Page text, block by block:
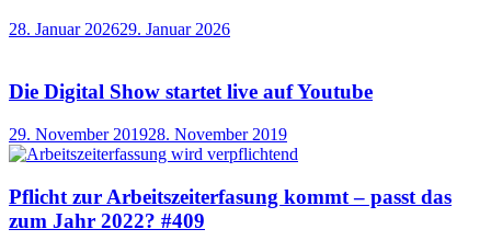
28. Januar 202629. Januar 2026
Die Digital Show startet live auf Youtube
29. November 201928. November 2019
Pflicht zur Arbeitszeiterfasung kommt – passt das
zum Jahr 2022? #409